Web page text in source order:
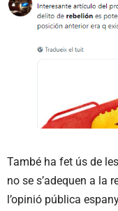
També ha fet ús de
no se s’adequen a la
l’opinió pública